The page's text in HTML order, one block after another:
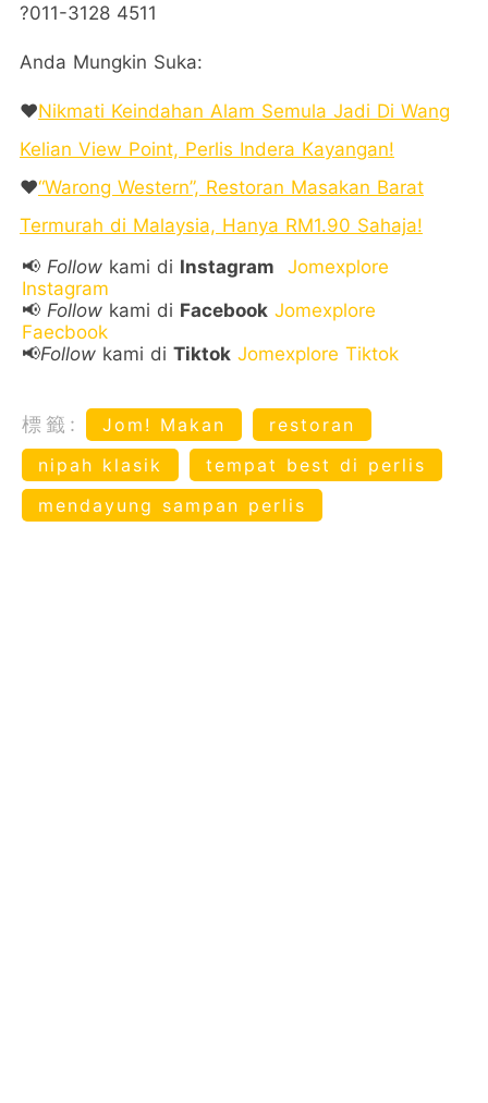
?011-3128 4511
Anda Mungkin Suka:
❤️Nikmati Keindahan Alam Semula Jadi Di Wang
Kelian View Point, Perlis Indera Kayangan!
❤️“Warong Western”, Restoran Masakan Barat
Termurah di Malaysia, Hanya RM1.90 Sahaja!
📢 Follow kami di Instagram
Jomexplore
Instagram
📢 Follow kami di Facebook Jomexplore
Faecbook
📢Follow kami di Tiktok Jomexplore Tiktok
標籤: Jom! Makan
restoran
nipah klasik
tempat best di perlis
mendayung sampan perlis